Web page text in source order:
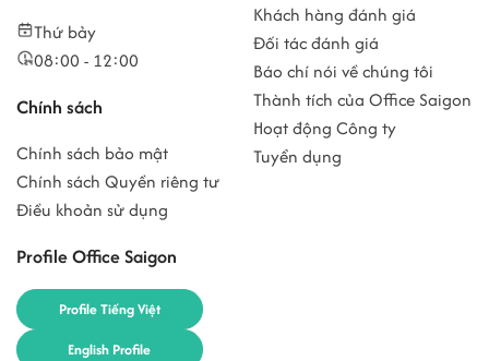
Thứ bảy
08:00 - 12:00
Chính sách
Chính sách bảo mật
Chính sách Quyền riêng tư
Điều khoản sử dụng
Profile Office Saigon
Profile Tiếng Việt
English Profile
Khách hàng đánh giá
Đối tác đánh giá
Báo chí nói về chúng tôi
Thành tích của Office Saigon
Hoạt động Công ty
Tuyển dụng